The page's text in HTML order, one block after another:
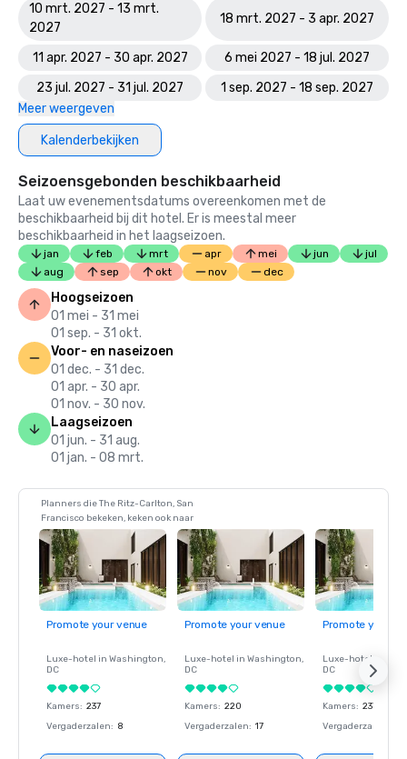
10 mrt. 2027 - 13 mrt.
2027
18 mrt. 2027 - 3 apr. 2027
11 apr. 2027 - 30 apr. 2027
6 mei 2027 - 18 jul. 2027
23 jul. 2027 - 31 jul. 2027
1 sep. 2027 - 18 sep. 2027
Meer weergeven
Kalenderbekijken
Seizoensgebonden beschikbaarheid
Laat uw evenementsdatums overeenkomen met de
beschikbaarheid bij dit hotel. Er is meestal meer
beschikbaarheid in het laagseizoen.
jan feb mrt apr mei jun
jul
aug
sep okt nov dec
Hoogseizoen
01 mei - 31 mei
01 sep. - 31 okt.
Voor- en naseizoen
01 dec. - 31 dec.
01 apr. - 30 apr.
01 nov. - 30 nov.
Laagseizoen
01 jun. - 31 aug.
01 jan. - 08 mrt.
Planners die The Ritz-Carlton, San
Francisco bekeken, keken ook naar
Promote your venue
Luxe-hotel in Washington,
DC
Kamers: 237
Vergaderzalen: 8
Promote your venue
Luxe-hotel in Washington,
DC
Kamers: 220
Vergaderzalen: 17
Promote your
Luxe-hotel in
DC
Kamers: 237
Vergaderzalen